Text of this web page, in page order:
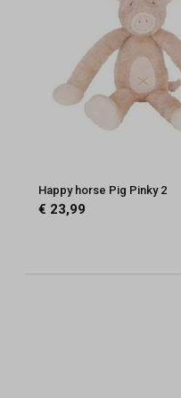
Happy horse Pig Pinky 2
€ 23,99